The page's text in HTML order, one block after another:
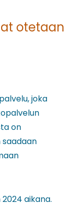
otetaan
joka
on
aikana.